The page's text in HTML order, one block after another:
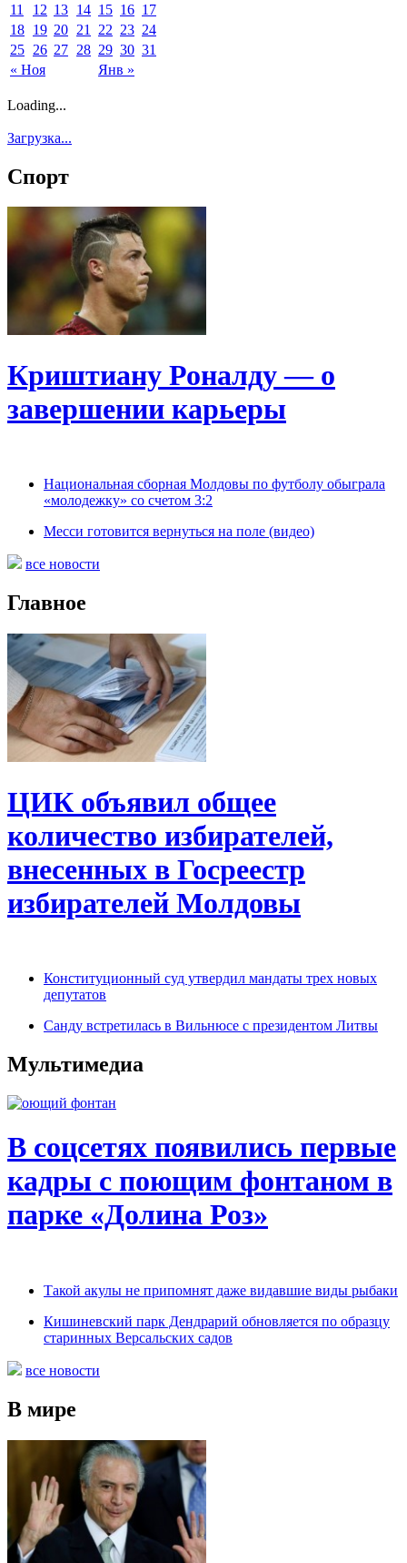
« Ноя Янв »
11
12 13 14 15 16 17
18 19 20 21 22 23 24
25 26 27 28 29 30 31
Loading...
Загрузка...
Спорт
Криштиану Роналду — о
завершении карьеры
Национальная сборная Молдовы по футболу обыграла
«молодежку» со счетом 3:2
Месси готовится вернуться на поле (видео)
все новости
Главное
ЦИК объявил общее
количество избирателей,
внесенных в Госреестр
избирателей Молдовы
Конституционный суд утвердил мандаты трех новых
депутатов
Санду встретилась в Вильнюсе с президентом Литвы
Мультимедиа
В соцсетях появились первые
кадры с поющим фонтаном в
парке «Долина Роз»
Такой акулы не припомнят даже видавшие виды рыбаки
Кишиневский парк Дендрарий обновляется по образцу
старинных Версальских садов
все новости
В мире